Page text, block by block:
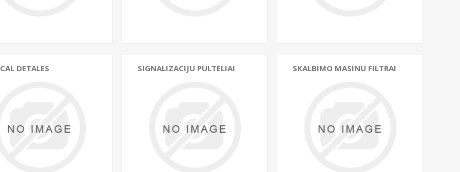
DETALES SIGNALIZACIJU PULTELIAI SKALBIMO MASINU FILTRAI